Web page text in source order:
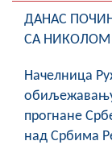
Јавни
ДАНАС
СА НИКОЛОМ
Начелница
обиљежавању
прогнане
над Србима